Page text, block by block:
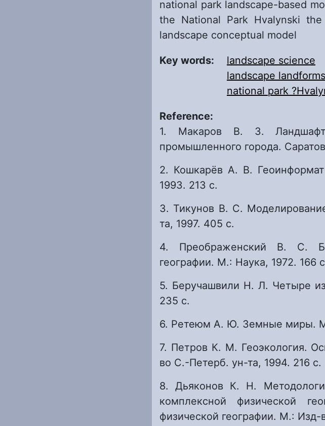
national park landscape-based
the National Park Hvalynski
landscape conceptual model
Key words:
landscape science
landscape
national park
Reference:
1. Макаров В. З.
промышленного города.
2. Кошкарёв А. В.
1993. 213 с.
3. Тикунов В. С.
та, 1997. 405 с.
4. Преображенский В. С.
географии. М.: Наука, 1972. 166
5. Беручашвили Н. Л. Четыре
235 с.
6. Ретеюм А. Ю. Земные миры.
7. Петров К. М. Геоэкология.
во С.-Петерб. ун-та, 1994. 216 с.
8. Дьяконов К. Н.
комплексной физической
физической географии. М.: